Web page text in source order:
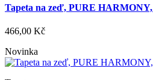
Tapeta na zeď, PURE HARMONY,
466,00 Kč
Novinka